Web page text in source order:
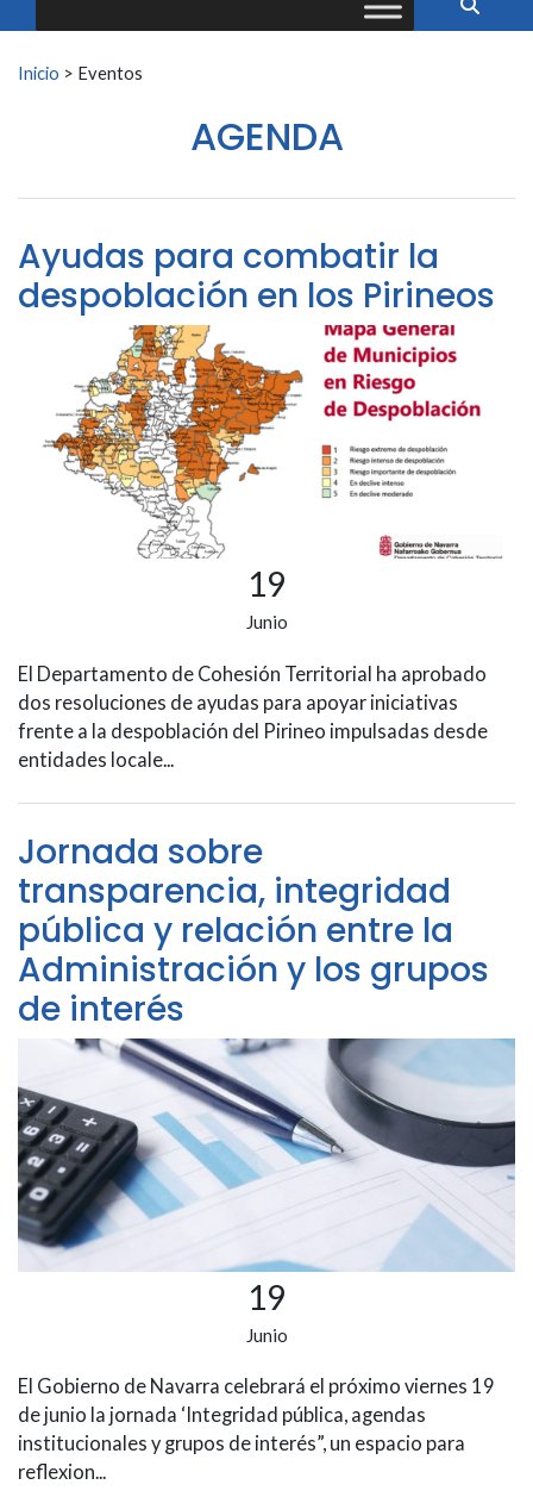
Buscar:
Inicio > Eventos
AGENDA
Ayudas para combatir la
despoblación en los Pirineos
19
Junio
El Departamento de Cohesión Territorial ha aprobado
dos resoluciones de ayudas para apoyar iniciativas
frente a la despoblación del Pirineo impulsadas desde
entidades locale...
Jornada sobre
transparencia, integridad
pública y relación entre la
Administración y los grupos
de interés
19
Junio
El Gobierno de Navarra celebrará el próximo viernes 19
de junio la jornada ‘Integridad pública, agendas
institucionales y grupos de interés”, un espacio para
reflexion...